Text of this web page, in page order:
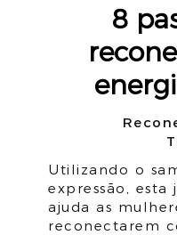
8
Utilizando o
expressão, esta
ajuda as
reconectarem